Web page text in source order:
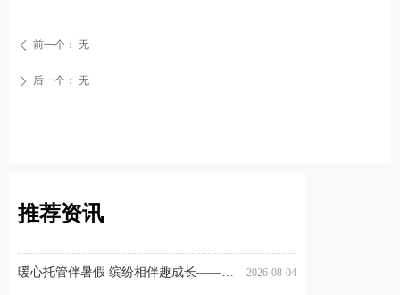
ꄴ 前一个： 无
ꄲ 后一个： 无
推荐资讯
2026-08-04